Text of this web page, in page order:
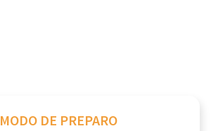
MODO DE PREPARO